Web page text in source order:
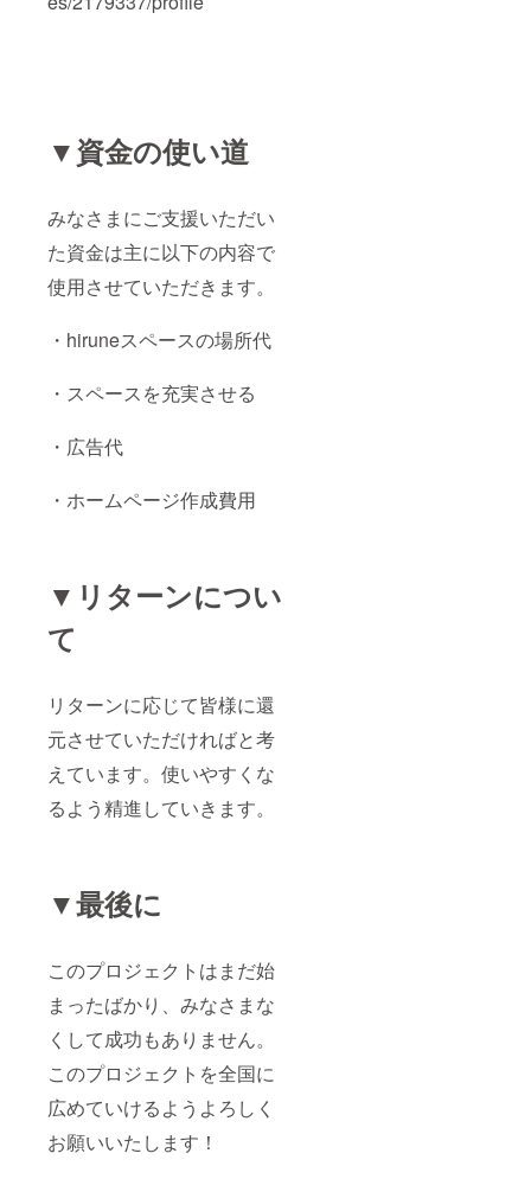
▼資金の使い道
みなさまにご支援いただい
た資金は主に以下の内容で
使用させていただきます。
・hiruneスペースの場所代
・スペースを充実させる
・広告代
・ホームページ作成費用
▼リターンについ
て
リターンに応じて皆様に還
元させていただければと考
えています。使いやすくな
るよう精進していきます。
▼最後に
このプロジェクトはまだ始
まったばかり、みなさまな
くして成功もありません。
このプロジェクトを全国に
広めていけるようよろしく
お願いいたします！